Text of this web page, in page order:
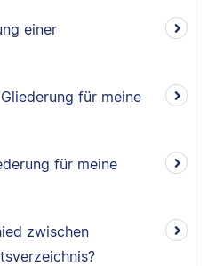
einer
für meine
für meine
zwischen